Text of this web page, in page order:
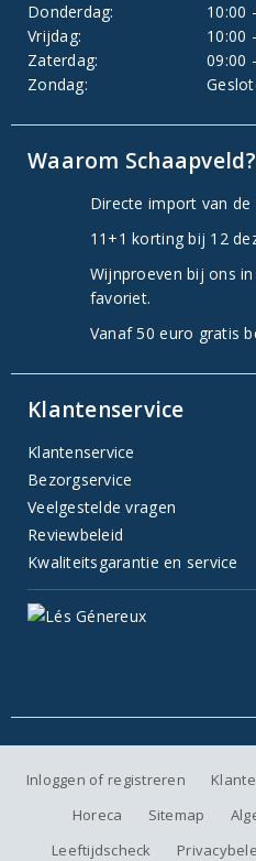
Donderdag:
10:00
Vrijdag:
10:00
Zaterdag:
09:00
Zondag:
Waarom Schaapveld?
Directe import van de
11+1 korting bij 12
Wijnproeven bij ons
favoriet.
Vanaf 50 euro gratis
Klantenservice
Klantenservice
Bezorgservice
Veelgestelde vragen
Reviewbeleid
Kwaliteitsgarantie en service
Inloggen of registreren
Horeca
Sitemap
Leeftijdscheck